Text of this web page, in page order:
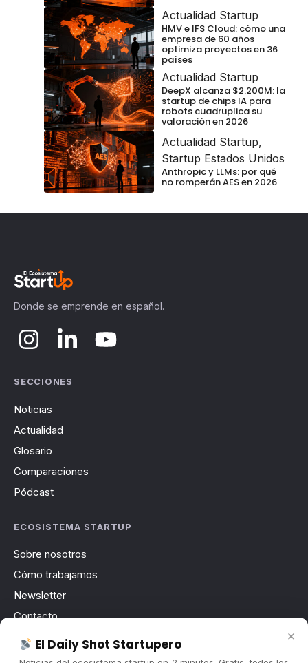
Actualidad Startup
HMV e IFS Cloud: cómo una
empresa de 60 años
optimiza proyectos en 36
países
Actualidad Startup
DeepX alcanza $2.200M: la
startup de chips IA para
robots cuadruplica su
valoración en 2026
Actualidad Startup,
Startup Estados Unidos
Anthropic y LLMs: por qué
no romperán AES en 2026
Donde se emprende en español.
SECCIONES
Noticias
Actualidad
Glosario
Comparaciones
Pódcast
ECOSISTEMA STARTUP
Sobre nosotros
Cómo trabajamos
Newsletter
Contacto
Publicidad
Convocatorias
×
El Daily Shot Startupero